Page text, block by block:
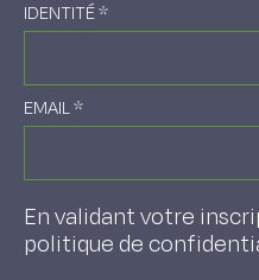
IDENTITÉ*
EMAIL*
En validant votre
politique de